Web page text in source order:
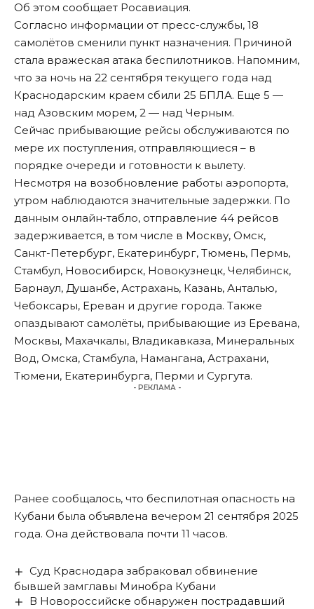
Об этом сообщает Росавиация.
Согласно информации от пресс-службы, 18
самолётов сменили пункт назначения. Причиной
стала вражеская атака беспилотников. Напомним,
что за ночь на 22 сентября текущего года над
Краснодарским краем сбили 25 БПЛА. Еще 5 —
над Азовским морем, 2 — над Черным.
Сейчас прибывающие рейсы обслуживаются по
мере их поступления, отправляющиеся – в
порядке очереди и готовности к вылету.
Несмотря на возобновление работы аэропорта,
утром наблюдаются значительные задержки. По
данным онлайн-табло, отправление 44 рейсов
задерживается, в том числе в Москву, Омск,
Санкт-Петербург, Екатеринбург, Тюмень, Пермь,
Стамбул, Новосибирск, Новокузнецк, Челябинск,
Барнаул, Душанбе, Астрахань, Казань, Анталью,
Чебоксары, Ереван и другие города. Также
опаздывают самолёты, прибывающие из Еревана,
Москвы, Махачкалы, Владикавказа, Минеральных
Вод, Омска, Стамбула, Намангана, Астрахани,
Тюмени, Екатеринбурга, Перми и Сургута.
- РЕКЛАМА -
Ранее сообщалось, что беспилотная опасность на
Кубани была объявлена вечером 21 сентября 2025
года. Она действовала почти 11 часов.
Суд Краснодара забраковал обвинение
бывшей замглавы Минобра Кубани
В Новороссийске обнаружен пострадавший